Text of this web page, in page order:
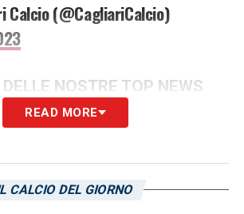
(@CagliariCalcio)
NOSTRE TOP NEWS
READ MORE
CALCIO DEL GIORNO